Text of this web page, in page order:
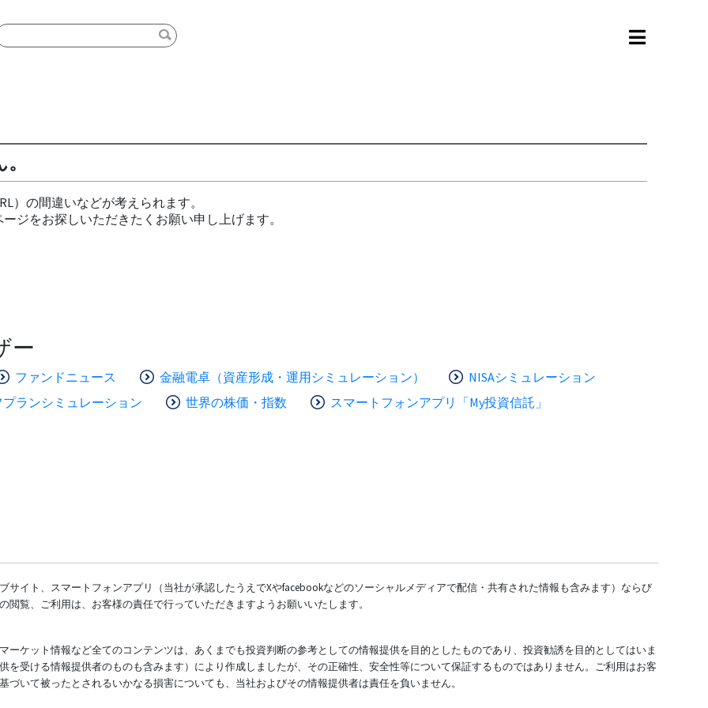
）の間違いなどが考えられます。
ジをお探しいただきたくお願い申し上げます。
ー
ファンドニュース 金融電卓（資産形成・運用シミュレーション）
NISAシミュレーション
ランシミュレーション
世界の株価・指数 スマートフォンアプリ「My投資信託」
イト、スマートフォンアプリ（当社が承認したうえでXやfacebookなどのソーシャルメディアで配信・共有された情報も含みます）ならび
覧、ご利用は、お客様の責任で行っていただきますようお願いいたします。
ケット情報など全てのコンテンツは、あくまでも投資判断の参考としての情報提供を目的としたものであり、投資勧誘を目的としてはいま
受ける情報提供者のものも含みます）により作成しましたが、その正確性、安全性等について保証するものではありません。ご利用はお客
いて被ったとされるいかなる損害についても、当社およびその情報提供者は責任を負いません。